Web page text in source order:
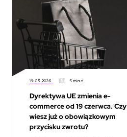
19.05.2026 5 minut
Dyrektywa UE zmienia e-
commerce od 19 czerwca. Czy
wiesz już o obowiązkowym
przycisku zwrotu?